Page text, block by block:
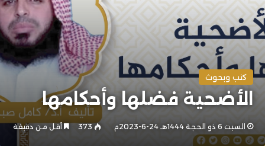
كتب وبحوث
الأضحية فضلها وأحكامها
السبت 6 ذو الحجة 1444هـ 24-6-2023م 373 أقل من دقيقة